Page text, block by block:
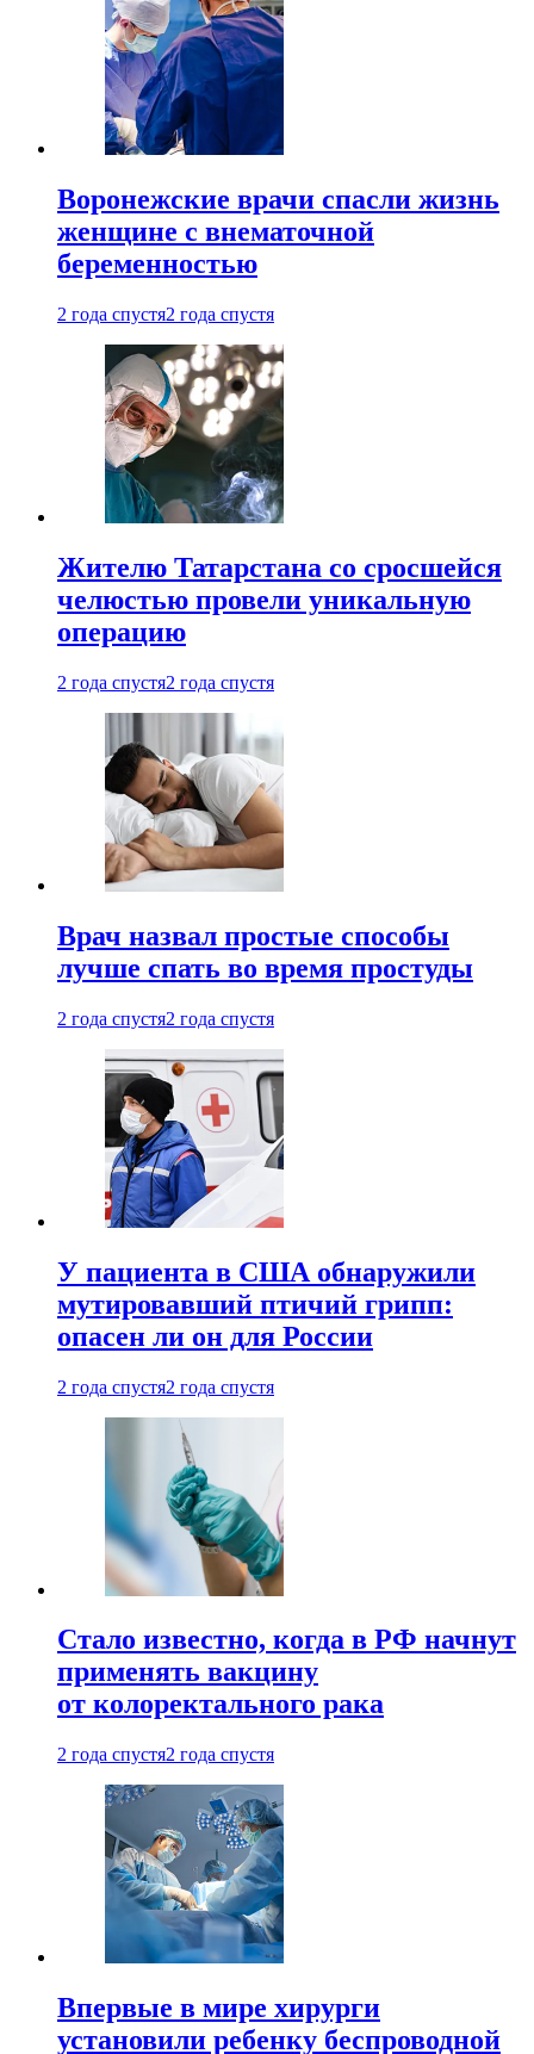
Воронежские врачи спасли жизнь
женщине с внематочной
беременностью
2 года спустя2 года спустя
Жителю Татарстана со сросшейся
челюстью провели уникальную
операцию
2 года спустя2 года спустя
Врач назвал простые способы
лучше спать во время простуды
2 года спустя2 года спустя
У пациента в США обнаружили
мутировавший птичий грипп:
опасен ли он для России
2 года спустя2 года спустя
Стало известно, когда в РФ начнут
применять вакцину
от колоректального рака
2 года спустя2 года спустя
Впервые в мире хирурги
установили ребенку беспроводной